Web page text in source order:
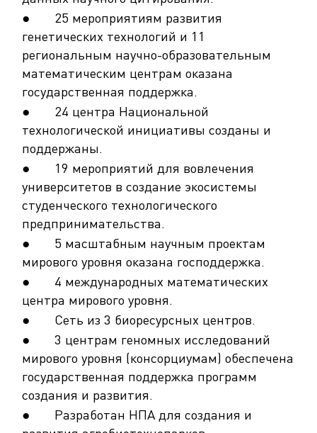
● 25 мероприятиям развития
генетических технологий и 11
региональным научно-образовательным
математическим центрам оказана
государственная поддержка.
● 24 центра Национальной
технологической инициативы созданы и
поддержаны.
● 19 мероприятий для вовлечения
университетов в создание экосистемы
студенческого технологического
предпринимательства.
● 5 масштабным научным проектам
мирового уровня оказана господдержка.
● 4 международных математических
центра мирового уровня.
● Сеть из 3 биоресурсных центров.
● 3 центрам геномных исследований
мирового уровня (консорциумам) обеспечена
государственная поддержка программ
создания и развития.
● Разработан НПА для создания и